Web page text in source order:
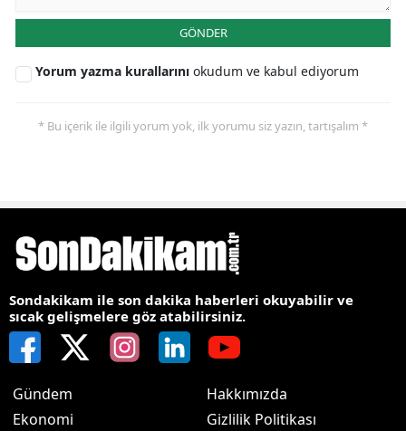
GÖNDER
Yorum yazma kurallarını okudum ve kabul ediyorum
* Bu içerik ile ilgili yorum yok, ilk yorumu siz yazın, tartışalım *
Sondakikam ile son dakika haberleri okuyabilir ve
sıcak gelişmelere göz atabilirsiniz.
Gündem
Ekonomi
Hakkımızda
Gizlilik Politikası